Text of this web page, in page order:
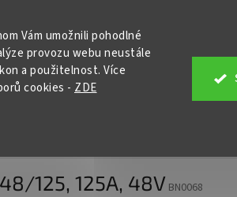
Vám umožnili pohodlné
provozu webu neustále
a použitelnost. Více
cookies - ZDE
HLEDAT
125, 125A, 48V BN0068